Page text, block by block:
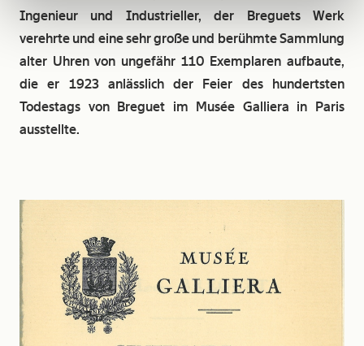
Ingenieur und Industrieller, der Breguets Werk
verehrte und eine sehr große und berühmte Sammlung
alter Uhren von ungefähr 110 Exemplaren aufbaute,
die er 1923 anlässlich der Feier des hundertsten
Todestags von Breguet im Musée Galliera in Paris
ausstellte.